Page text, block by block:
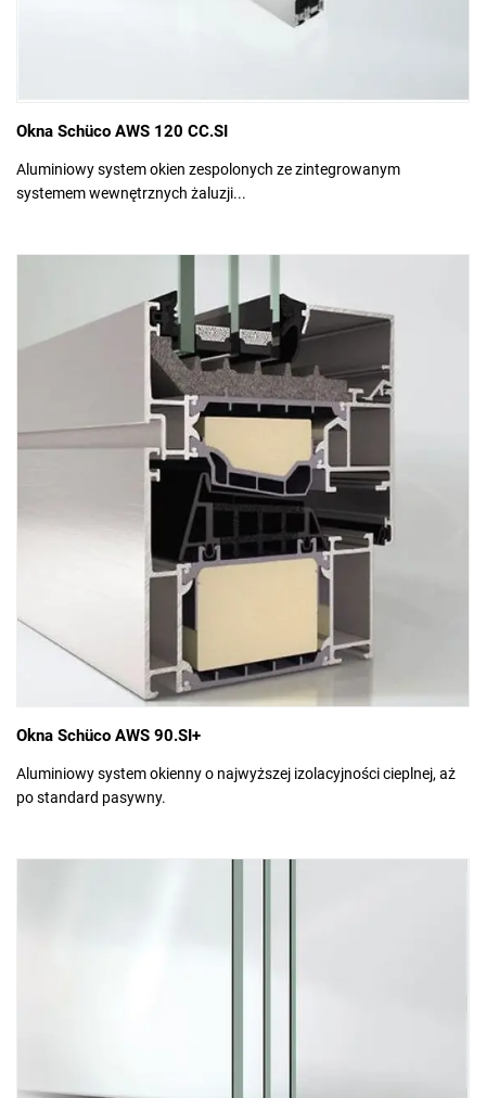
Okna Schüco AWS 120 CC.SI
Aluminiowy system okien zespolonych ze zintegrowanym
systemem wewnętrznych żaluzji...
Okna Schüco AWS 90.SI+
Aluminiowy system okienny o najwyższej izolacyjności cieplnej, aż
po standard pasywny.